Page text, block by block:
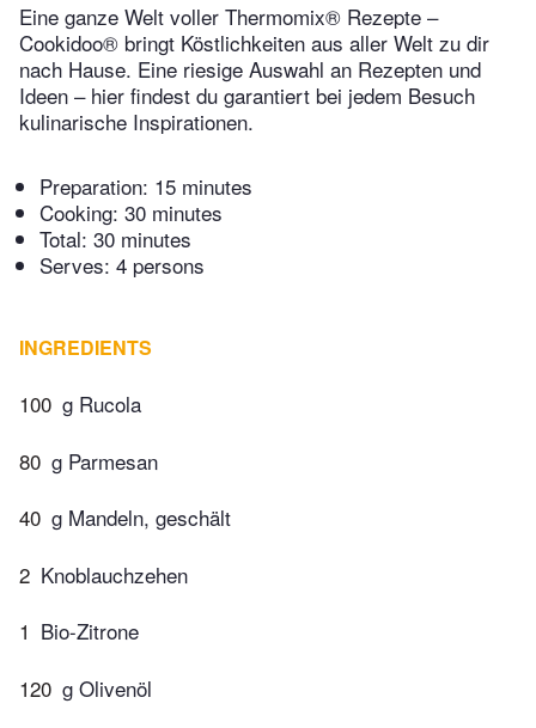
Eine ganze Welt voller Thermomix® Rezepte –
Cookidoo® bringt Köstlichkeiten aus aller Welt zu dir
nach Hause. Eine riesige Auswahl an Rezepten und
Ideen – hier findest du garantiert bei jedem Besuch
kulinarische Inspirationen.
Preparation: 15 minutes
Cooking: 30 minutes
Total: 30 minutes
Serves: 4 persons
INGREDIENTS
100 g Rucola
80 g Parmesan
40 g Mandeln, geschält
2 Knoblauchzehen
1 Bio-Zitrone
120 g Olivenöl